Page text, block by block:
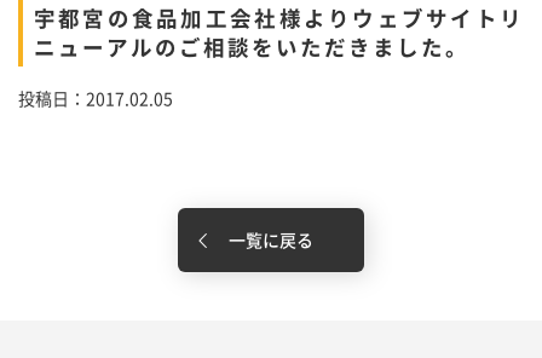
宇都宮の食品加工会社様よりウェブサイトリ
ニューアルのご相談をいただきました。
投稿日：2017.02.05
一覧に戻る